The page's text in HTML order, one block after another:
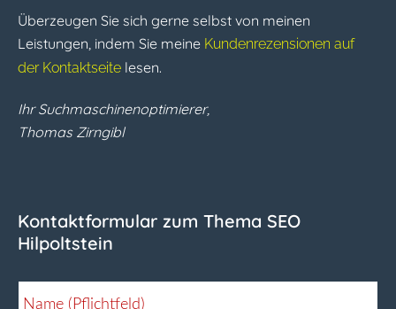
Überzeugen Sie sich gerne selbst von meinen
Leistungen, indem Sie meine Kundenrezensionen auf
der Kontaktseite lesen.
Ihr Suchmaschinenoptimierer,
Thomas Zirngibl
Kontaktformular zum Thema SEO
Hilpoltstein
Name (Pflichtfeld)